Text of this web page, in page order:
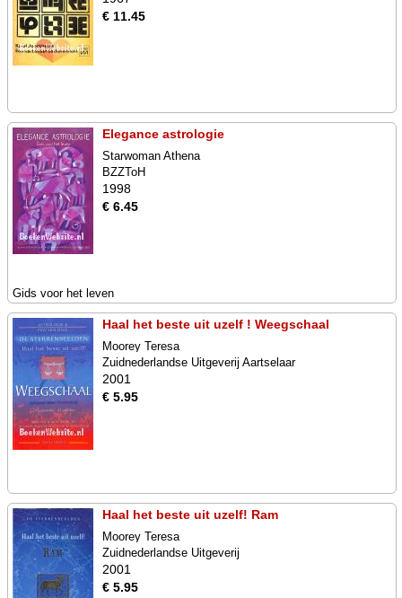
€ 11.45
Elegance astrologie
Starwoman Athena
BZZToH
1998
€ 6.45
Gids voor het leven
Haal het beste uit uzelf ! Weegschaal
Moorey Teresa
Zuidnederlandse Uitgeverij Aartselaar
2001
€ 5.95
Haal het beste uit uzelf! Ram
Moorey Teresa
Zuidnederlandse Uitgeverij
2001
€ 5.95